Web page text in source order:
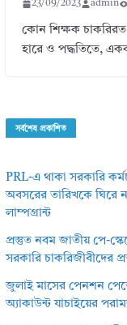
23/09/2023 admin
কোন শিক্ষক চাকরিরত
হারে ও পদ্ধতিতে,
সর্বশেষ প্রকাশিত
PRL-এ থাকা সরকারি
অবসরের তারিখকে
লাম্পগ্রান্ট
প্রস্তুত নবম জাতীয় পে-
সরকারি চাকরিজীবীদের
জুলাই মাসের পেনশন
অ্যাকাউন্ট যাচাইয়ের